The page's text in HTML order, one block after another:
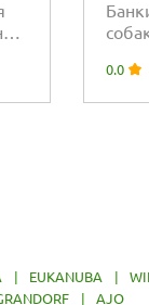
с
0.0
EUKANUBA
AJO